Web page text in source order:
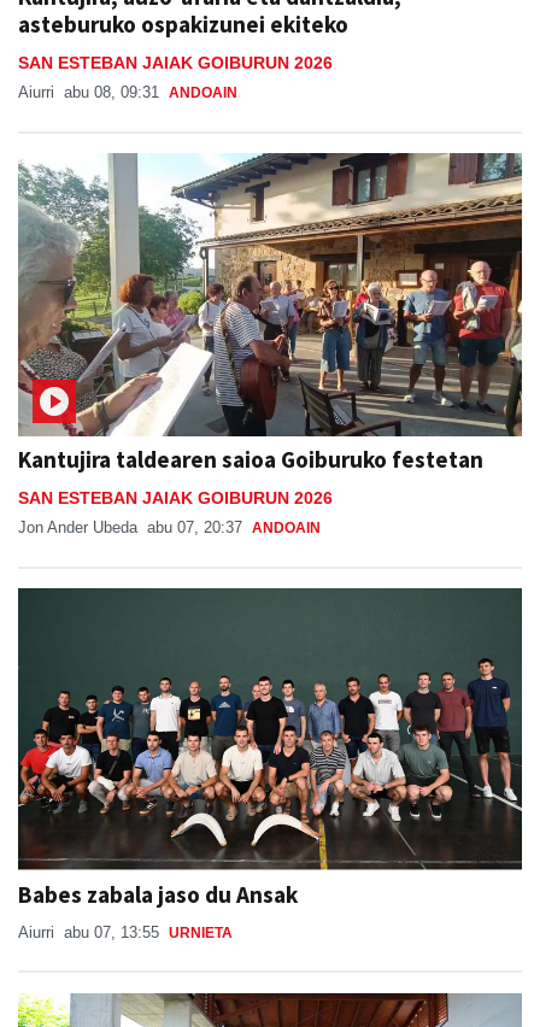
asteburuko ospakizunei ekiteko
SAN ESTEBAN JAIAK GOIBURUN 2026
Aiurri abu 08, 09:31 ANDOAIN
Kantujira taldearen saioa Goiburuko festetan
SAN ESTEBAN JAIAK GOIBURUN 2026
Jon Ander Ubeda abu 07, 20:37 ANDOAIN
Babes zabala jaso du Ansak
Aiurri abu 07, 13:55 URNIETA